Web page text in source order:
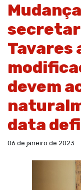
Tavares
devem
data
06 de janeiro de 2023